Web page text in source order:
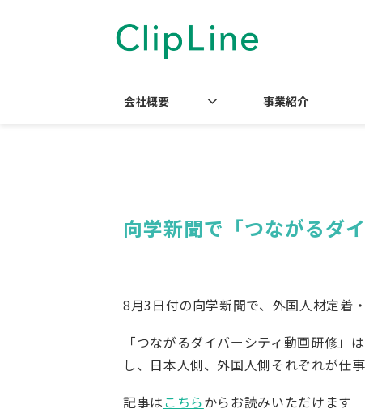
会社概要 事業紹介
向学新聞で「つながるダ
8月3日付の向学新聞で、外国人材定着
「つながるダイバーシティ動画研修
し、日本人側、外国人側それぞれが仕
記事はこちらからお読みいただけます